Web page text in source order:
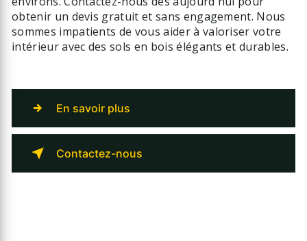
obtenir un devis gratuit et sans engagement. Nous
sommes impatients de vous aider à valoriser votre
intérieur avec des sols en bois élégants et durables.
En savoir plus
Contactez-nous